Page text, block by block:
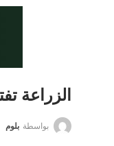
الزراعة
بواسطة بلوم